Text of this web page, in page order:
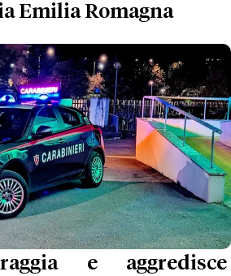
Emilia Romagna
e aggredisce